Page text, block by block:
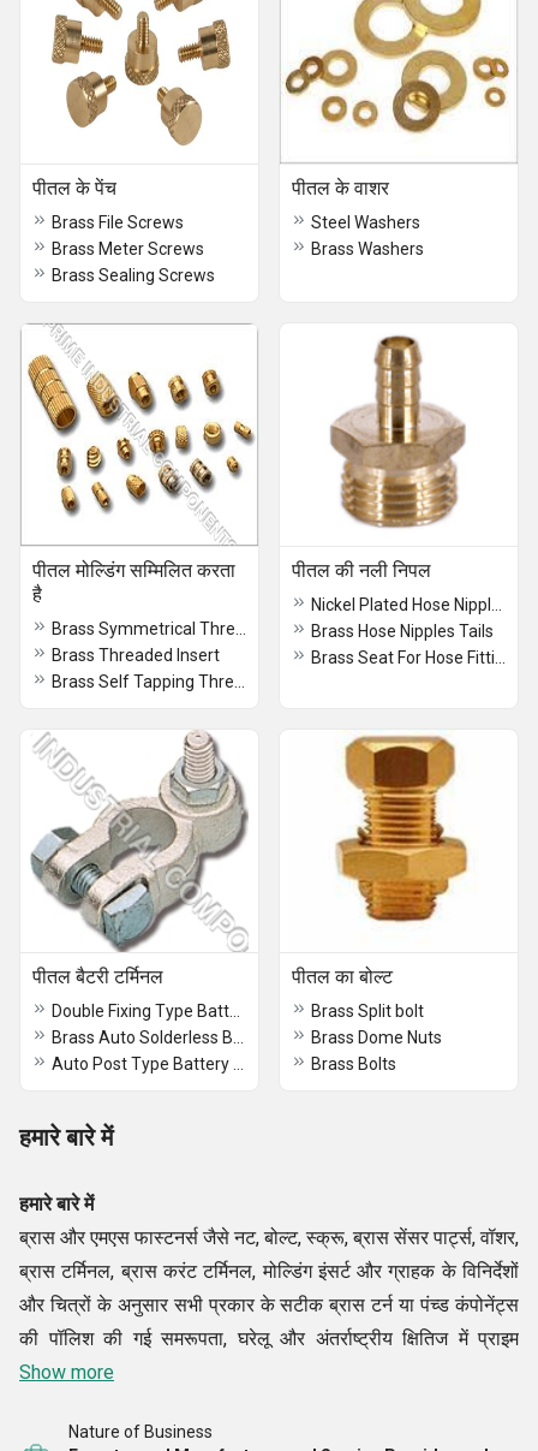
पीतल के पेंच
Brass File Screws
Brass Meter Screws
Brass Sealing Screws
पीतल के वाशर
Steel Washers
Brass Washers
पीतल मोल्डिंग सम्मिलित करता
है
Brass Threaded Insert
पीतल की नली निपल
Brass Hose Nipples Tails
पीतल बैटरी टर्मिनल पीतल का बोल्ट
Brass Split bolt
Brass Dome Nuts
Brass Bolts
हमारे बारे में
हमारे बारे में
ब्रास और एमएस फास्टनर्स जैसे नट, बोल्ट, स्क्रू, ब्रास सेंसर पार्ट्स, वॉशर,
ब्रास टर्मिनल, ब्रास करंट टर्मिनल, मोल्डिंग इंसर्ट और ग्राहक के विनिर्देशों
और चित्रों के अनुसार सभी प्रकार के सटीक ब्रास टर्न या पंच्ड कंपोनेंट्स
की पॉलिश की गई समरूपता, घरेलू और अंतर्राष्ट्रीय क्षितिज में प्राइम
इंडस्ट्रियल कंपोनेंट्स की सफलता के नोट्स का मार्गदर्शन करती है।
अंतर्राष्ट्रीय मानकों के केवल उच्चतम गुणवत्ता वाले पीतल के घटकों, पीतल
Show more
Nature of Business